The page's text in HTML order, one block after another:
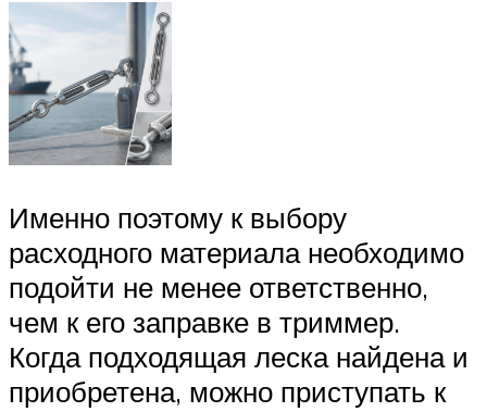
Именно поэтому к выбору
расходного материала необходимо
подойти не менее ответственно,
чем к его заправке в триммер.
Когда подходящая леска найдена и
приобретена, можно приступать к